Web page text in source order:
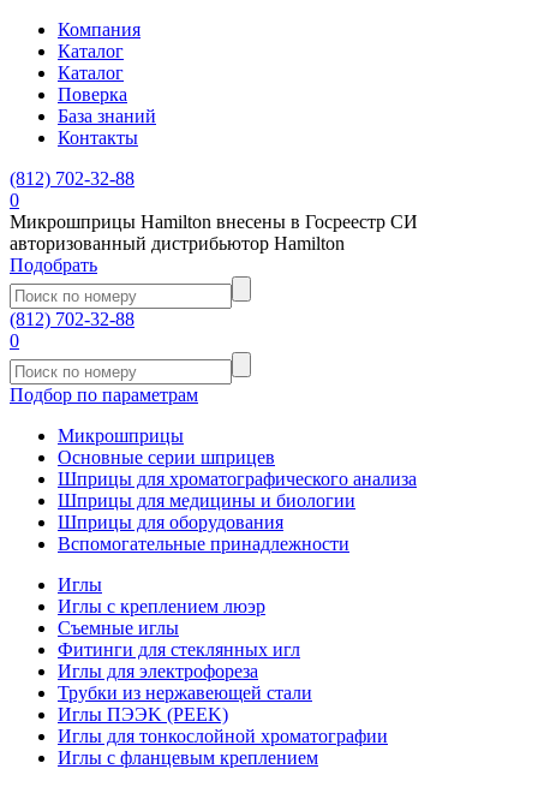
Компания
Каталог
Каталог
Поверка
База знаний
Контакты
(812) 702-32-88
0
Микрошприцы Hamilton внесены в Госреестр СИ
авторизованный дистрибьютор Hamilton
Подобрать
(812) 702-32-88
0
Подбор по параметрам
Микрошприцы
Основные серии шприцев
Шприцы для хроматографического анализа
Шприцы для медицины и биологии
Шприцы для оборудования
Вспомогательные принадлежности
Иглы
Иглы с креплением люэр
Съемные иглы
Фитинги для стеклянных игл
Иглы для электрофореза
Трубки из нержавеющей стали
Иглы ПЭЭK (PEEK)
Иглы для тонкослойной хроматографии
Иглы с фланцевым креплением